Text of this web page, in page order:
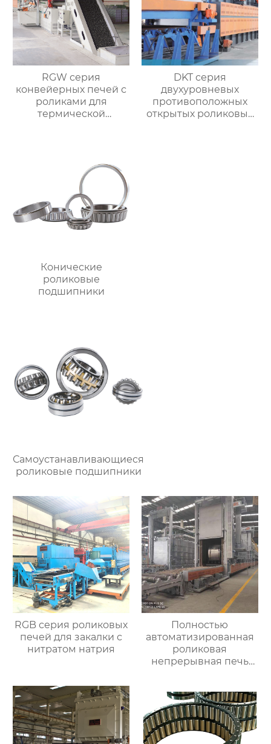
RGW серия
конвейерных печей с
роликами для
термической
DKT серия
двухуровневых
противоположных
открытых роликовых
Конические
роликовые
подшипники
Самоустанавливающиеся
роликовые подшипники
RGB серия роликовых
печей для закалки с
нитратом натрия
Полностью
автоматизированная
роликовая
непрерывная печь